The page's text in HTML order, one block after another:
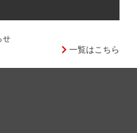
せ
一覧はこちら